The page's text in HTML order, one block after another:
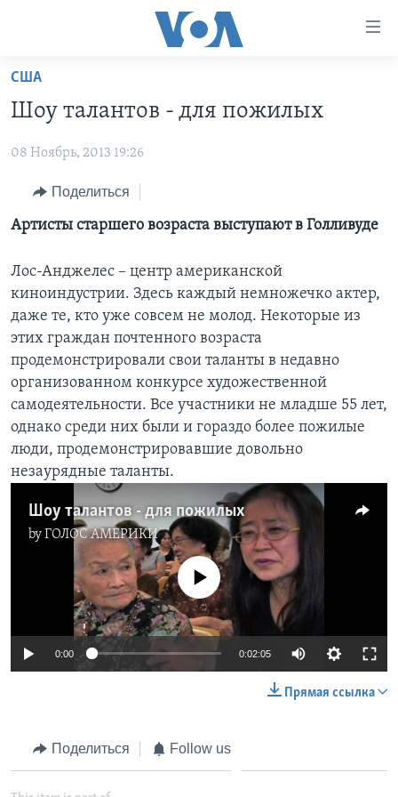
Перейти
основной
Перейти
навигации
поиск
ПРОГРАММЫ
АМЕРИКА
НОВОСТИ ЗА МИНУТУ
ИТОГИ
ДИСКУССИЯ VOA
ДЕТАЛИ
НЬЮ-ЙОРК NEW YORK
АМЕРИКА. БОЛЬШОЕ ПУТЕШЕСТВИЕ
ПРОЕКТЫ
УЧИМ АНГЛИЙСКИЙ
НАША АМЕРИКАНСКАЯ ИСТОРИЯ
АРТЕФАКТЫ
АМЕРИКАНСКИЕ ГОРОДКИ
ТЕСТЫ
ЭКСПЕРТИЗА
ИНТЕРВЬЮ
ЗА СВОБОДУ ПРЕССЫ
УЧИМ АНГЛИЙСКИЙ
ВИДЕО
ПОДПИСКА НА НОВОСТИ
Learning English
СОЦИАЛЬНЫЕ СЕТИ
Языки
США
Шоу талантов - для пожилых
08 Ноябрь, 2013 19:26
Поделиться
Артисты старшего возраста выступают в Голливуде
Лос-Анджелес – центр американской
киноиндустрии. Здесь каждый немножечко актер,
даже те, кто уже совсем не молод. Некоторые из
этих граждан почтенного возраста
продемонстрировали свои таланты в недавно
организованном конкурсе художественной
самодеятельности. Все участники не младше 55 лет,
однако среди них были и гораздо более пожилые
люди, продемонстрировавшие довольно
незаурядные таланты.
Шоу талантов - для пожилых
byГОЛОС АМЕРИКИ
No media source currently available
0:00 0:02:05
Прямая ссылка
Поделиться Follow us